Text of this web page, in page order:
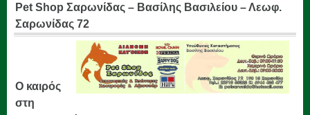
Pet Shop Σαρωνίδας – Βασίλης Βασιλείου – Λεωφ.
Σαρωνίδας 72
Ο καιρός
στη